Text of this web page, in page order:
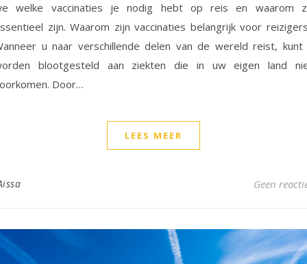
welke vaccinaties je nodig hebt op reis en waarom
zijn. Waarom zijn vaccinaties belangrijk voor
u naar verschillende delen van de wereld reist, kunt
blootgesteld aan ziekten die in uw eigen land
Door…
LEES MEER
Geen